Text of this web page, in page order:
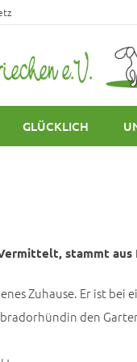
GLÜCKLICH
stammt
Zuhause. Er ist bei
den